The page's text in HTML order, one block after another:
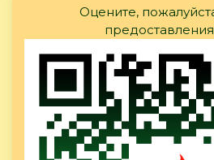
Оцените,
предоставления